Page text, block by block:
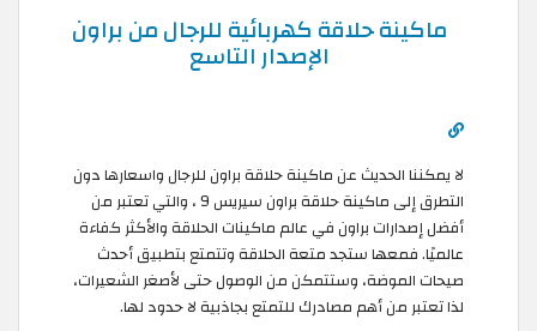
ماكينة حلاقة كهربائية للرجال من براون
الإصدار التاسع
لا يمكننا الحديث عن ماكينة حلاقة براون للرجال واسعارها دون
التطرق إلى ماكينة حلاقة براون سيريس 9 ، والتي تعتبر من
أفضل إصدارات براون في عالم ماكينات الحلاقة والأكثر كفاءة
عالميًا. فمعها ستجد متعة الحلاقة وتتمتع بتطبيق أحدث
صيحات الموضة، وستتمكن من الوصول حتى لأصغر الشعيرات،
لذا تعتبر من أهم مصادرك للتمتع بجاذبية لا حدود لها.